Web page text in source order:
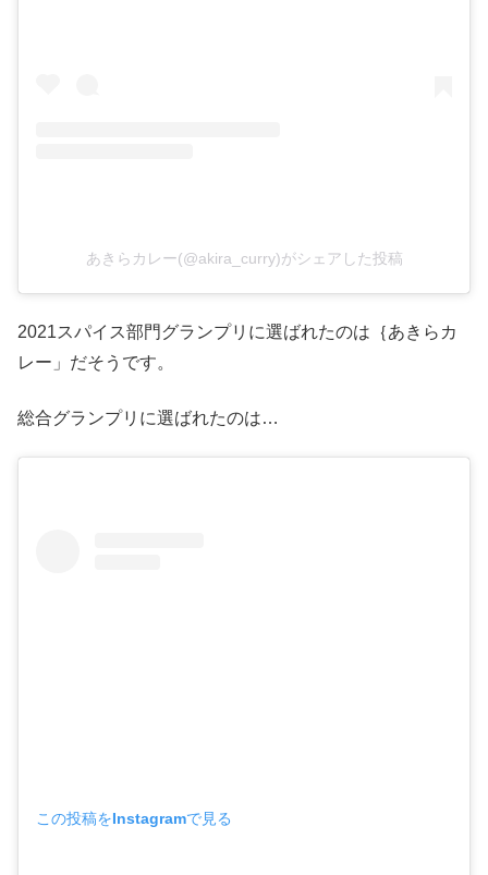
あきらカレー(@akira_curry)がシェアした投稿
2021スパイス部門グランプリに選ばれたのは｛あきらカ
レー」だそうです。
総合グランプリに選ばれたのは…
この投稿をInstagramで見る